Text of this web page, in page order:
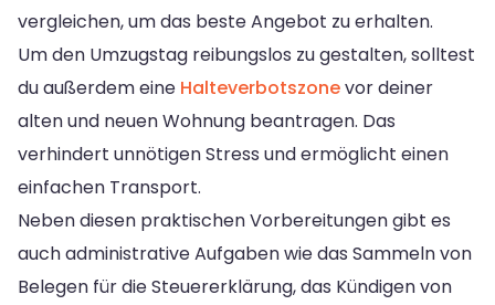
vergleichen, um das beste Angebot zu erhalten.
Um den Umzugstag reibungslos zu gestalten, solltest
du außerdem eine Halteverbotszonevor deiner
alten und neuen Wohnung beantragen. Das
verhindert unnötigen Stress und ermöglicht einen
einfachen Transport.
Neben diesen praktischen Vorbereitungen gibt es
auch administrative Aufgaben wie das Sammeln von
Belegen für die Steuererklärung, das Kündigen von